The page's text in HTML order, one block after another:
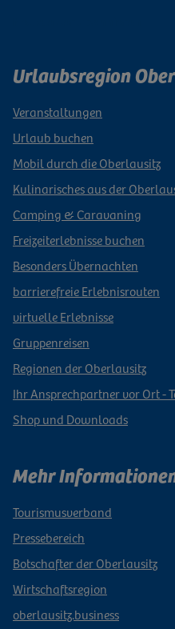
Urlaubsregion
Veranstaltungen
Urlaub buchen
Mobil durch die Oberlausitz
Kulinarisches aus der
Camping & Caravaning
Freizeiterlebnisse buchen
Besonders Übernachten
barrierefreie Erlebnisrouten
virtuelle Erlebnisse
Gruppenreisen
Regionen der Oberlausitz
Ihr Ansprechpartner vor Ort -
Shop und Downloads
Mehr
Tourismusverband
Pressebereich
Botschafter der Oberlausitz
Wirtschaftsregion
oberlausitz.business